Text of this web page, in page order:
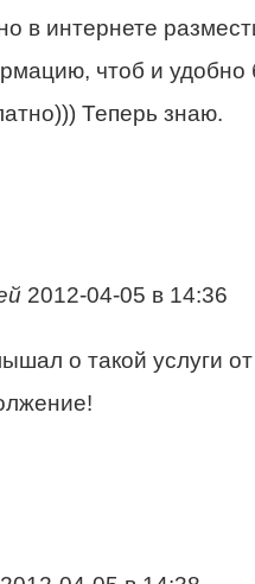
в интернете
чтоб и удобно
Теперь знаю.
2012-04-05 в 14:36
о такой услуги